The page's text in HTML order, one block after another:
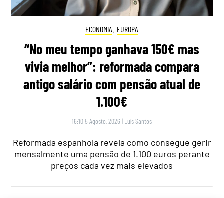
ECONOMIA , EUROPA
“No meu tempo ganhava 150€ mas
vivia melhor”: reformada compara
antigo salário com pensão atual de
1.100€
16:10 5 Agosto, 2026 | Luís Santos
Reformada espanhola revela como consegue gerir
mensalmente uma pensão de 1.100 euros perante
preços cada vez mais elevados